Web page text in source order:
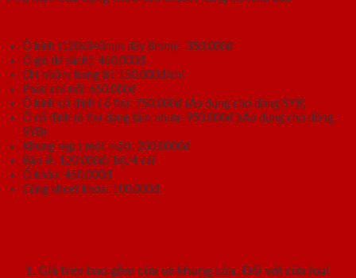
Ô kính (120x340mm dày 8mm): 350.000đ
Ô gió (lá sách): 450.000đ
Chỉ nhôm trang trí: 150.000đ/chỉ
Phào chỉ nổi: 650.000đ
Ô kính cố định ( ô fix): 750.000đ (Áp dụng cho dòng SYB)
Ô cố định (ô fix) dạng tấm nhựa: 950.000đ )(Áp dụng cho dòng
SYB)
Khung nẹp ( một mặt): 200.0000đ
Bản lề: 120.000đ/ bộ/4 cái
Ổ khóa: 450.000đ
Công khoét khóa: 100.000đ
Giá trên bao gồm cửa và khung cửa. Đối với cửa loại